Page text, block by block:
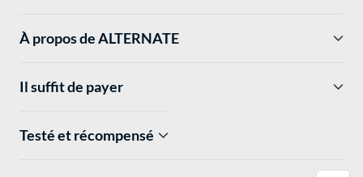
À propos de ALTERNATE
Il suffit de payer
Testé et récompensé